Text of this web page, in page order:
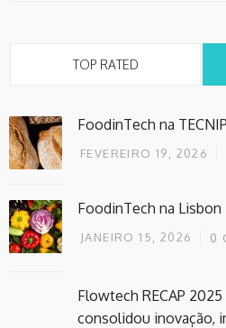
TOP RATED
FoodinTech na
FEVEREIRO 19, 2026
FoodinTech na
JANEIRO 15, 2026 0
Flowtech RECAP
consolidou inovação,